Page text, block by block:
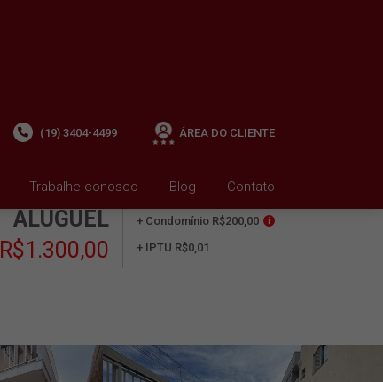
Trabalhe conosco Blog Contato
(19) 3404-4499 ÁREA DO CLIENTE
ALUGUEL
R$1.300,00
+ Condomínio R$200,00 i
+ IPTU R$0,01